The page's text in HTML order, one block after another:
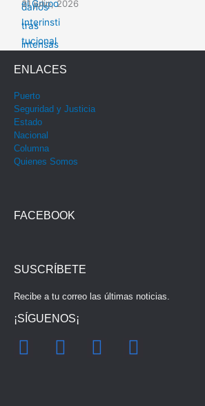
31 julio, 2026
ENLACES
Puerto
Seguridad y Justicia
Estado
Nacional
Columna
Quienes Somos
FACEBOOK
SUSCRÍBETE
Recibe a tu correo las últimas noticias.
¡SÍGUENOS¡
F
I
Y
T